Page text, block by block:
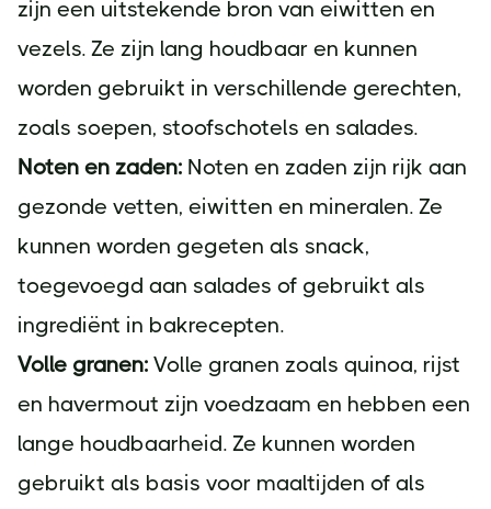
zijn een uitstekende bron van eiwitten en
vezels. Ze zijn lang houdbaar en kunnen
worden gebruikt in verschillende gerechten,
zoals soepen, stoofschotels en salades.
Noten en zaden: Noten en zaden zijn rijk aan
gezonde vetten, eiwitten en mineralen. Ze
kunnen worden gegeten als snack,
toegevoegd aan salades of gebruikt als
ingrediënt in bakrecepten.
Volle granen: Volle granen zoals quinoa, rijst
en havermout zijn voedzaam en hebben een
lange houdbaarheid. Ze kunnen worden
gebruikt als basis voor maaltijden of als